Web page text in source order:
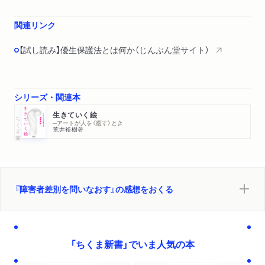
関連リンク
【試し読み】優生保護法とは何か（じんぶん堂サイト）
シリーズ・関連本
ちくま文庫 生きていく絵
─アートが人を〈癒す〉とき
荒井裕樹著
『障害者差別を問いなおす』の感想をおくる
「ちくま新書」でいま人気の本